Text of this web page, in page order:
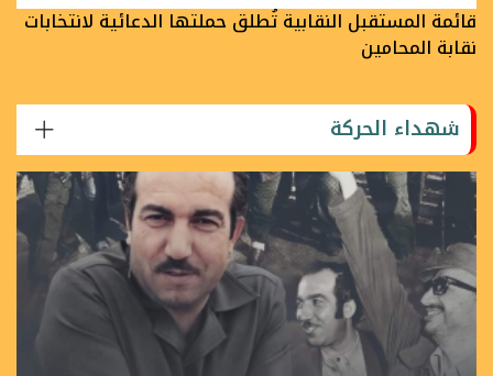
قائمة المستقبل النقابية تُطلق حملتها الدعائية لانتخابات
نقابة المحامين
شهداء الحركة